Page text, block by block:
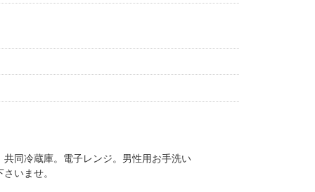
同冷蔵庫。電子レンジ。男性用お手洗い
いませ。